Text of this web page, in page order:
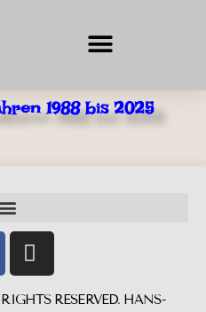
1988 bis 2025
RESERVED. HANS-